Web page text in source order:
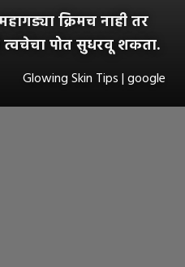
क्रिमच नाही तर
त्वचेचा पोत सुधरवू शकता.
Glowing Skin Tips | google